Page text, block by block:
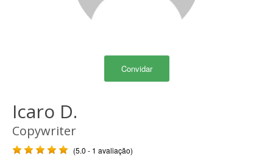
Convidar
Icaro D.
Copywriter
(5.0 - 1 avaliação)